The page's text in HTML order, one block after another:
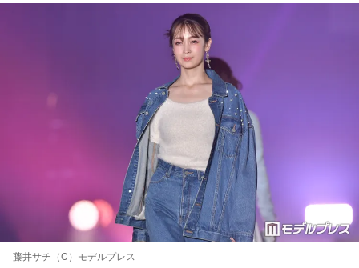
藤井サチ（C）モデルプレス